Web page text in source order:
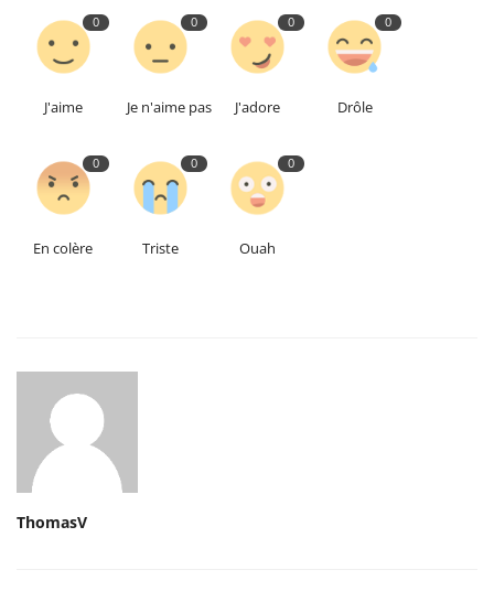
0
J'aime
0
Je n'aime pas
0
J'adore
0
Drôle
0
En colère
0
Triste
0
Ouah
ThomasV